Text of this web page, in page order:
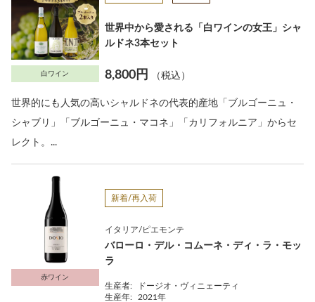
白ワイン
世界中から愛される「白ワインの女王」シャ
ルドネ3本セット
8,800円 （税込）
世界的にも人気の高いシャルドネの代表的産地「ブルゴーニュ・
シャブリ」「ブルゴーニュ・マコネ」「カリフォルニア」からセ
レクト。...
赤ワイン
新着/再入荷
イタリア/ピエモンテ
バローロ・デル・コムーネ・ディ・ラ・モッ
ラ
生産者:
ドージオ・ヴィニェーティ
生産年:
2021年